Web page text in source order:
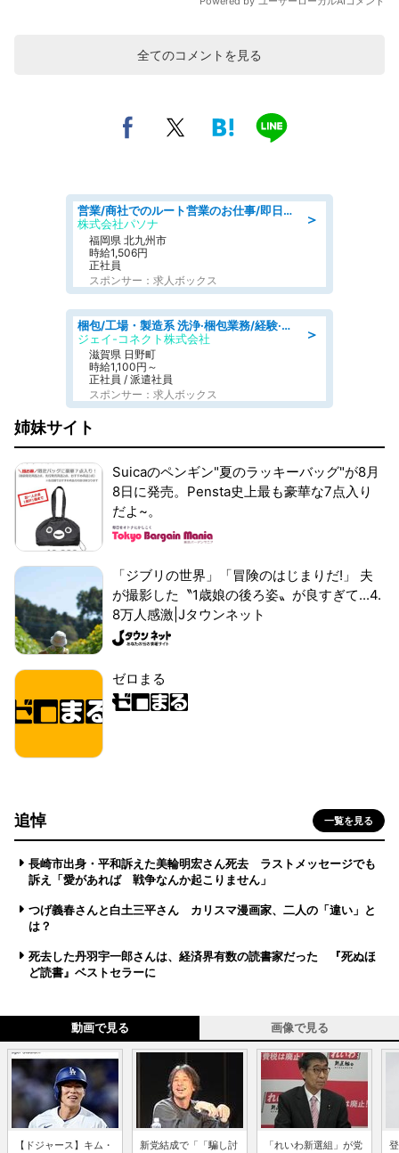
全てのコメントを見る
＞
営業/商社でのルート営業のお仕事/即日勤務可/車通勤可/営業
株式会社パソナ
福岡県 北九州市
時給1,506円
正社員
スポンサー：求人ボックス
＞
梱包/工場・製造系 洗浄·梱包業務/経験·資格不問/日勤
ジェイ-コネクト株式会社
滋賀県 日野町
時給1,100円～
正社員 / 派遣社員
スポンサー：求人ボックス
姉妹サイト
Suicaのペンギン"夏のラッキーバッグ"が8月
8日に発売。Pensta史上最も豪華な7点入り
だよ~。
「ジブリの世界」「冒険のはじまりだ!」 夫
が撮影した〝1歳娘の後ろ姿〟が良すぎて...4.
8万人感激|Jタウンネット
ゼロまる
追悼 一覧を見る
長崎市出身・平和訴えた美輪明宏さん死去 ラストメッセージでも
訴え「愛があれば 戦争なんか起こりません」
つげ義春さんと白土三平さん カリスマ漫画家、二人の「違い」と
は？
死去した丹羽宇一郎さんは、経済界有数の読書家だった 『死ぬほ
ど読書』ベストセラーに
動画で見る 画像で見る
【ドジャース】キム・
新党結成で「「騙し討
「れいわ新選組」が党